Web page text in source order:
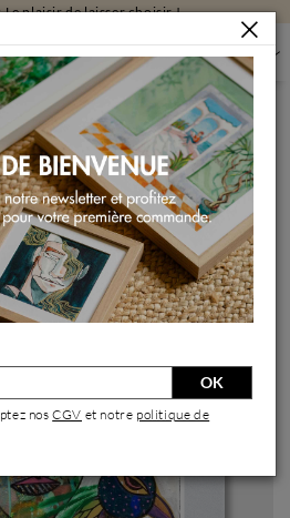
plaisir de laisser choisir !
FORMAT
PEINTURES PETIT FORMAT
par Seb | Tableau Art Singulier
OK
nosCGV et notre politique de